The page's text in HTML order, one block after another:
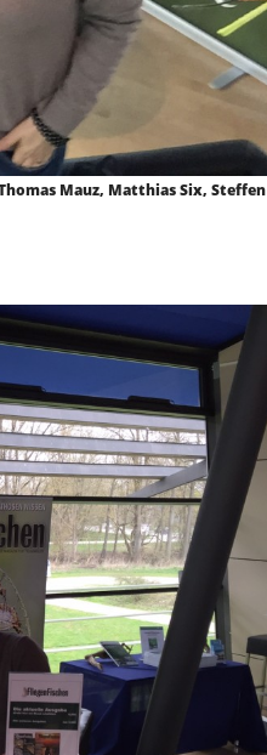
Mauz, Matthias Six, Steffen